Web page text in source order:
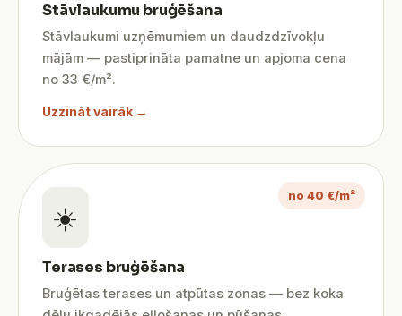
Stāvlaukumu bruģēšana
Stāvlaukumi uzņēmumiem un daudzdzīvokļu
mājām — pastiprināta pamatne un apjoma cena
no 33 €/m².
Uzzināt vairāk →
no 40 €/m²
☀️
Terases bruģēšana
Bruģētas terases un atpūtas zonas — bez koka